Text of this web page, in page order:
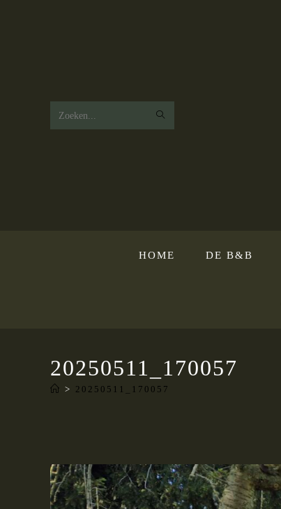
Zoek
HOME DE B&B
20250511_170057
> 20250511_170057